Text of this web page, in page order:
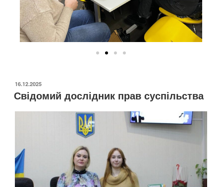
16.12.2025
Свідомий дослідник прав суспільства